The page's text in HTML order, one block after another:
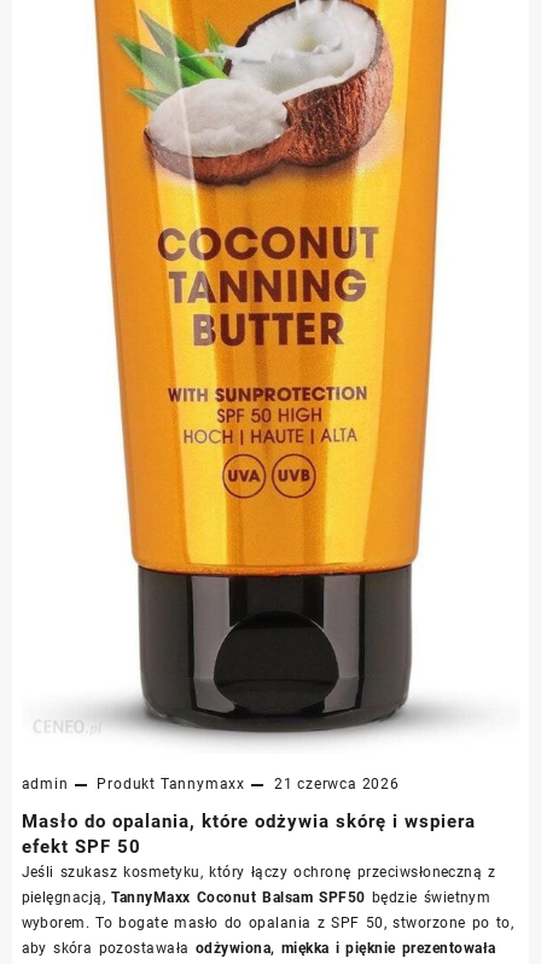
admin Produkt Tannymaxx 21 czerwca 2026
Masło do opalania, które odżywia skórę i wspiera
efekt SPF 50
Jeśli szukasz kosmetyku, który łączy ochronę przeciwsłoneczną z
pielęgnacją,TannyMaxx Coconut Balsam SPF50 będzie świetnym
wyborem. To bogate masło do opalania z SPF 50, stworzone po to,
aby skóra pozostawała odżywiona, miękka i pięknie prezentowała